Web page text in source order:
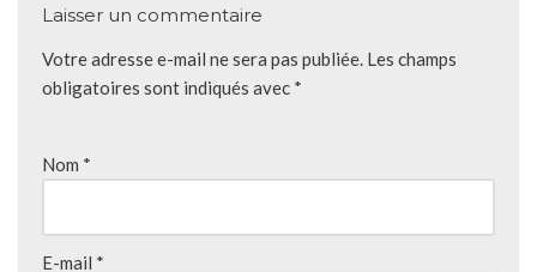
Laisser un commentaire
Votre adresse e-mail ne sera pas publiée. Les champs
obligatoires sont indiqués avec *
Nom *
E-mail *